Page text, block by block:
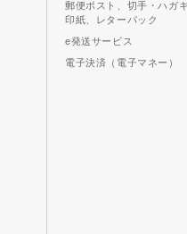
郵便ポスト、切手・ハガ
印紙、レターパック
e発送サービス
電子決済（電子マネー）